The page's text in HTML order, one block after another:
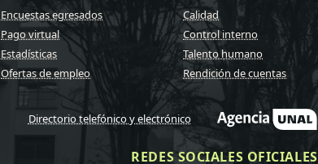
Encuestas egresados
Pago virtual
Estadísticas
Ofertas de empleo
Calidad
Control interno
Talento humano
Rendición de cuentas
Directorio telefónico y electrónico
REDES SOCIALES OFICIALES